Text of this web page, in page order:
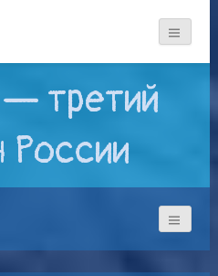
— третий
России